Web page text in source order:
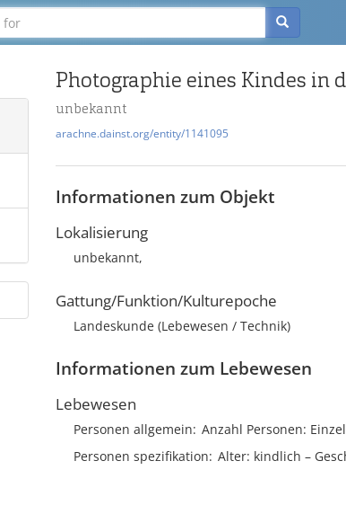
Photographie eines Kindes in
unbekannt
arachne.dainst.org/entity/1141095
Informationen zum Objekt
Lokalisierung
unbekannt,
Gattung/Funktion/Kulturepoche
Landeskunde (Lebewesen / Technik)
Informationen zum Lebewesen
Lebewesen
Personen allgemein Anzahl Personen
Personen spezifikation Alter kindlich